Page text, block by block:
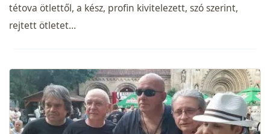
tétova ötlettől, a kész, profin kivitelezett, szó szerint,
rejtett ötletet…